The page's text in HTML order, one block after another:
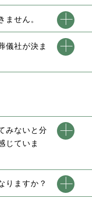
せん。
儀社が決ま
みないと分
じていま
りますか？